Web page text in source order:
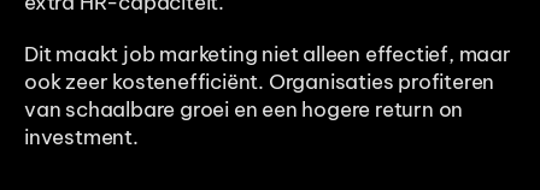
Dit maakt job marketing niet alleen effectief, maar
ook zeer kostenefficiënt. Organisaties profiteren
van schaalbare groei en een hogere return on
investment.